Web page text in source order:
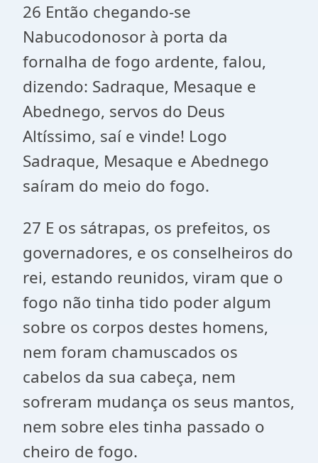
26 Então chegando-se
Nabucodonosor à porta da
fornalha de fogo ardente, falou,
dizendo: Sadraque, Mesaque e
Abednego, servos do Deus
Altíssimo, saí e vinde! Logo
Sadraque, Mesaque e Abednego
saíram do meio do fogo.
27 E os sátrapas, os prefeitos, os
governadores, e os conselheiros do
rei, estando reunidos, viram que o
fogo não tinha tido poder algum
sobre os corpos destes homens,
nem foram chamuscados os
cabelos da sua cabeça, nem
sofreram mudança os seus mantos,
nem sobre eles tinha passado o
cheiro de fogo.